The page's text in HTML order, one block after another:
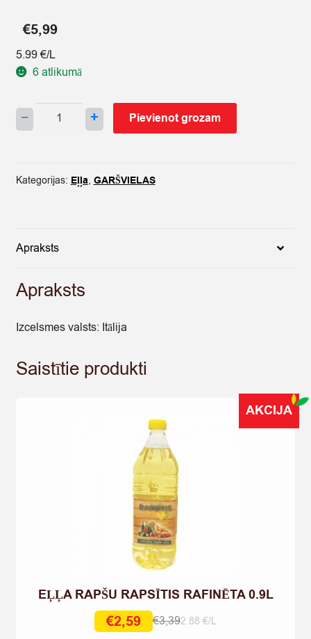
€5,99
5.99 €/L
6 atlikumā
−
OLĪVEĻĻA
SANTOLINO
PUD.
+ Pievienot grozam
Kategorijas: Eļļa, GARŠVIELAS
Apraksts
Apraksts
Izcelsmes valsts: Itālija
Saistītie produkti
EĻĻA RAPŠU RAPSĪTIS RAFINĒTA 0.9L
AKCIJA
€3,39
Original
€2,59
Current
2.88 €/L